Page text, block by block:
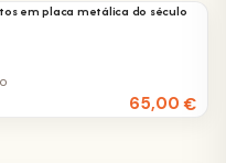
em placa metálica do século
65,00€